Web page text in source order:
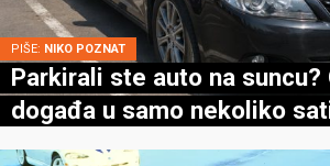
PIŠE: NIKO POZNAT
Parkirali ste auto na suncu?
događa u samo nekoliko